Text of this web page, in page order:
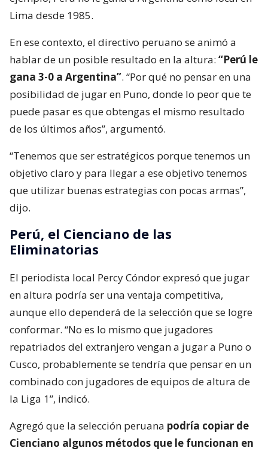
Lima desde 1985.
En ese contexto, el directivo peruano se animó a
hablar de un posible resultado en la altura: “Perú le
gana 3-0 a Argentina”. “Por qué no pensar en una
posibilidad de jugar en Puno, donde lo peor que te
puede pasar es que obtengas el mismo resultado
de los últimos años”, argumentó.
“Tenemos que ser estratégicos porque tenemos un
objetivo claro y para llegar a ese objetivo tenemos
que utilizar buenas estrategias con pocas armas”,
dijo.
Perú, el Cienciano de las
Eliminatorias
El periodista local Percy Cóndor expresó que jugar
en altura podría ser una ventaja competitiva,
aunque ello dependerá de la selección que se logre
conformar. “No es lo mismo que jugadores
repatriados del extranjero vengan a jugar a Puno o
Cusco, probablemente se tendría que pensar en un
combinado con jugadores de equipos de altura de
la Liga 1”, indicó.
Agregó que la selección peruana podría copiar de
Cienciano algunos métodos que le funcionan en